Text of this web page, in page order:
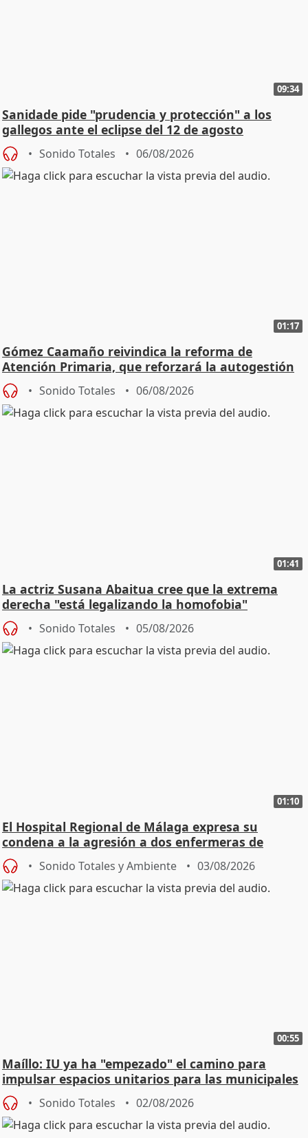
09:34
Sanidade pide "prudencia y protección" a los
gallegos ante el eclipse del 12 de agosto
Sonido Totales 06/08/2026
01:17
Gómez Caamaño reivindica la reforma de
Atención Primaria, que reforzará la autogestión
Sonido Totales 06/08/2026
01:41
La actriz Susana Abaitua cree que la extrema
derecha "está legalizando la homofobia"
Sonido Totales 05/08/2026
01:10
El Hospital Regional de Málaga expresa su
condena a la agresión a dos enfermeras de
Urgencias
Sonido Totales y Ambiente 03/08/2026
00:55
Maíllo: IU ya ha "empezado" el camino para
impulsar espacios unitarios para las municipales
Sonido Totales 02/08/2026